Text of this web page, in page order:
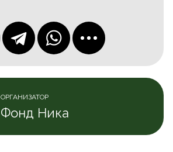
ОРГАНИЗАТОР
Фонд Ника